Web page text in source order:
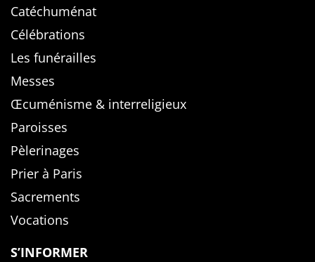
Catéchuménat
Célébrations
Les funérailles
Messes
Œcuménisme & interreligieux
Paroisses
Pèlerinages
Prier à Paris
Sacrements
Vocations
S’INFORMER